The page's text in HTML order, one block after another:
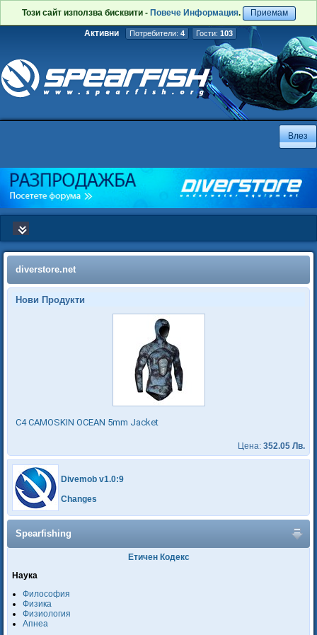
Този сайт използва бисквити - Повече Информация. Приемам
Активни Потребители: 4 Гости: 103
diverstore.net
Нови Продукти
C4 CAMOSKIN OCEAN 5mm Jacket
Цена: 352.05 Лв.
Divemob v1.0:9
Changes
Spearfishing
Етичен Кодекс
Наука
Философия
Физика
Физиология
Апнеа